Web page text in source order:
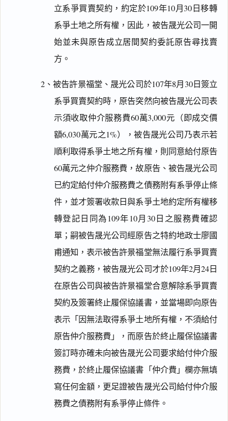
立系爭買賣契約，約定於109年10月30日移轉
系爭土地之所有權，因此，被告晟光公司一開
始並未與原告成立居間契約委託原告尋找賣
方。
2、被告許景福堂、晟光公司於107年8月30日簽立
系爭買賣契約時，原告突然向被告晟光公司表
示須收取仲介服務費60萬3,000元（即成交價
額6,030萬元之1%），被告晟光公司乃表示若
順利取得系爭土地之所有權，則同意給付原告
60萬元之仲介服務費，故原告、被告晟光公司
已約定給付仲介服務費之債務附有系爭停止條
件，並才簽署收款日與系爭土地約定所有權移
轉登記日同為109年10月30日之服務費確認
單；嗣被告晟光公司經原告之特約地政士廖國
甫通知，表示被告許景福堂無法履行系爭買賣
契約之義務，被告晟光公司才於109年2月24日
在原告公司與被告許景福堂合意解除系爭買賣
契約及簽署終止履保協議書，並當場即向原告
表示「因無法取得系爭土地所有權，不須給付
原告仲介服務費」，而原告於終止履保協議書
簽訂時亦確未向被告晟光公司要求給付仲介服
務費，於終止履保協議書「仲介費」欄亦無填
寫任何金額，更足證被告晟光公司給付仲介服
務費之債務附有系爭停止條件。